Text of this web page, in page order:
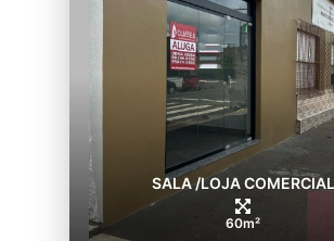
SALA /LOJA COMERCIAL
60m²